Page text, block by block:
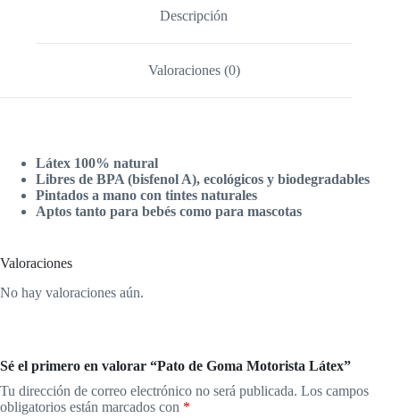
Descripción
Valoraciones (0)
Látex 100% natural
Libres de BPA (bisfenol A), ecológicos y biodegradables
Pintados a mano con tintes naturales
Aptos tanto para bebés como para mascotas
Valoraciones
No hay valoraciones aún.
Sé el primero en valorar “Pato de Goma Motorista Látex”
Tu dirección de correo electrónico no será publicada. Los campos
obligatorios están marcados con *